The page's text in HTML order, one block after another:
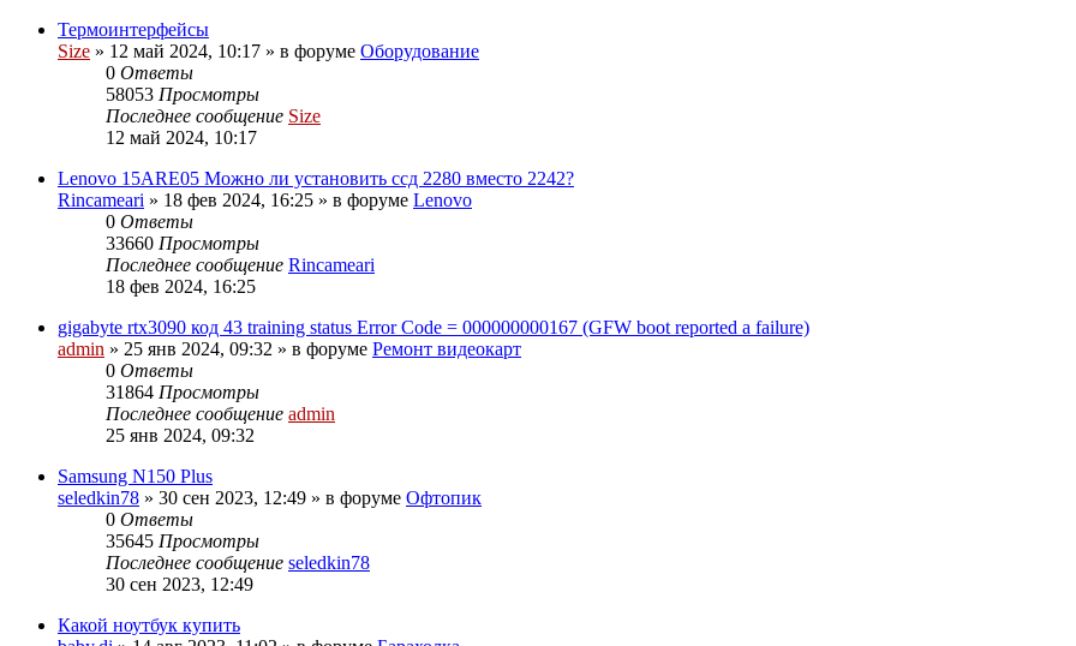
Термоинтерфейсы
Size » 12 май 2024, 10:17 » в форуме Оборудование
0 Ответы
58053 Просмотры
Последнее сообщение Size
12 май 2024, 10:17
Lenovo 15ARE05 Можно ли установить ссд 2280 вместо 2242?
Rincameari » 18 фев 2024, 16:25 » в форуме Lenovo
0 Ответы
33660 Просмотры
Последнее сообщение Rincameari
18 фев 2024, 16:25
gigabyte rtx3090 код 43 training status Error Code = 000000000167 (GFW boot reported a failure)
admin » 25 янв 2024, 09:32 » в форуме Ремонт видеокарт
0 Ответы
31864 Просмотры
Последнее сообщение admin
25 янв 2024, 09:32
Samsung N150 Plus
seledkin78 » 30 сен 2023, 12:49 » в форуме Офтопик
0 Ответы
35645 Просмотры
Последнее сообщение seledkin78
30 сен 2023, 12:49
Какой ноутбук купить